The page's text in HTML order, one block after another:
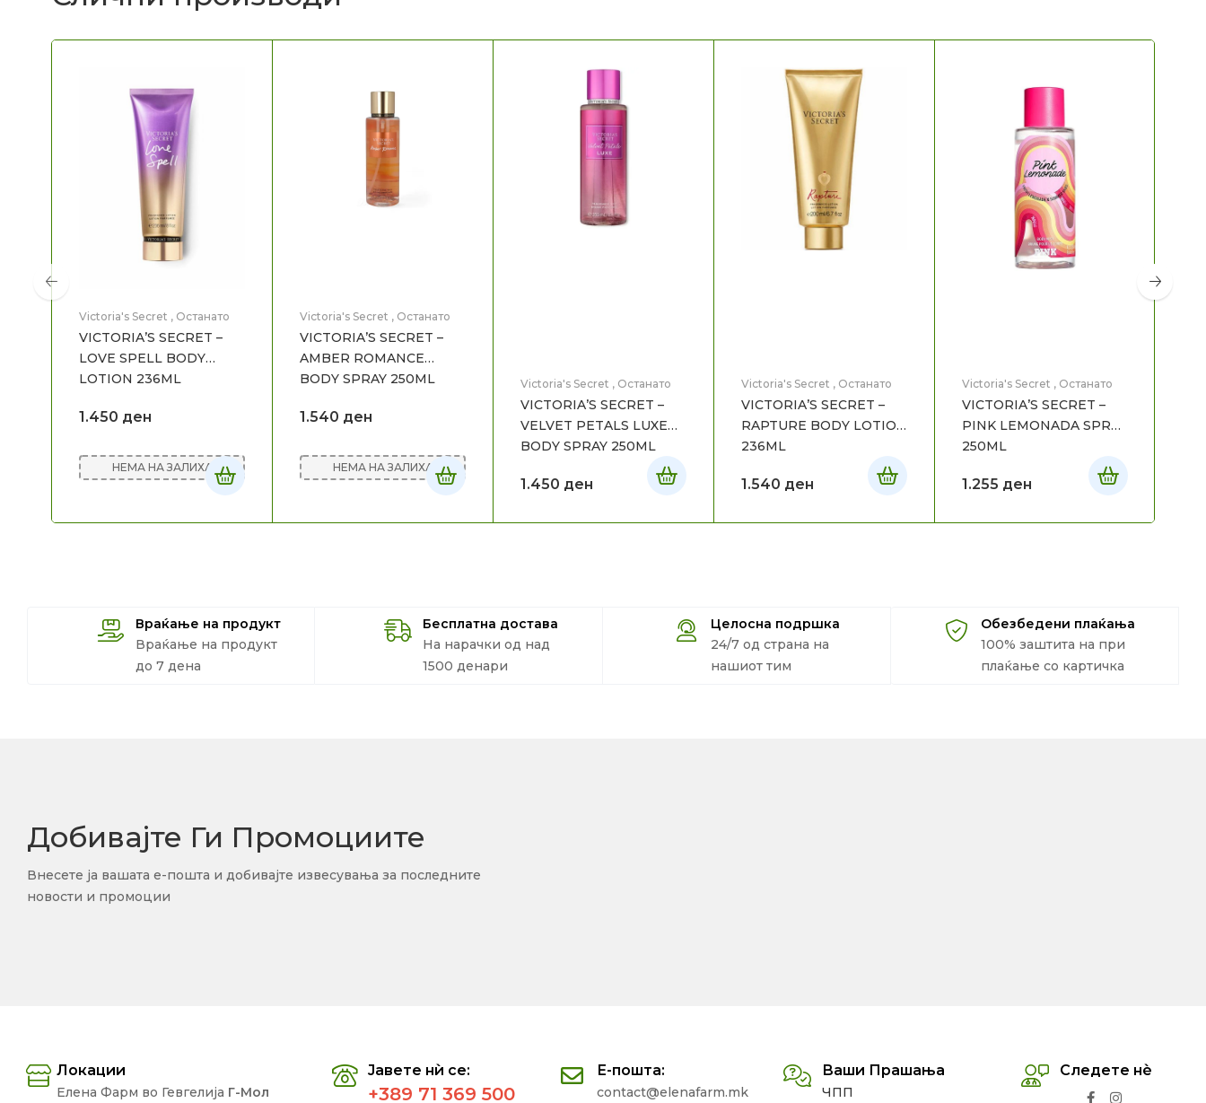
Victoria's Secret , Останато
VICTORIA’S SECRET –
LOVE SPELL BODY
LOTION 236ML
1.450 ден
НЕМА НА ЗАЛИХА
Victoria's Secret , Останато
VICTORIA’S SECRET –
AMBER ROMANCE
BODY SPRAY 250ML
1.540 ден
НЕМА НА ЗАЛИХА
Victoria's Secret , Останато
VICTORIA’S SECRET –
VELVET PETALS LUXE
BODY SPRAY 250ML
1.450 ден
Victoria's Secret , Останато
VICTORIA’S SECRET –
RAPTURE BODY LOTION
236ML
1.540 ден
Victoria's Secret , Останато
VICTORIA’S SECRET –
PINK LEMONADA SPRAY
250ML
1.255 ден
Враќање на продукт
Враќање на продукт
до 7 дена
Бесплатна достава
На нарачки од над
1500 денари
Целосна подршка
24/7 од страна на
нашиот тим
Обезбедени плаќања
100% заштита на при
плаќање со картичка
Добивајте Ги Промоциите
Внесете ја вашата е-пошта и добивајте извесувања за последните
новости и промоции
Локации
Елена Фарм во Гевгелија Г-Мол
Јавете нѝ се:
+389 71 369 500
Е-пошта:
contact@elenafarm.mk
Ваши Прашања
ЧПП
Следете нѐ